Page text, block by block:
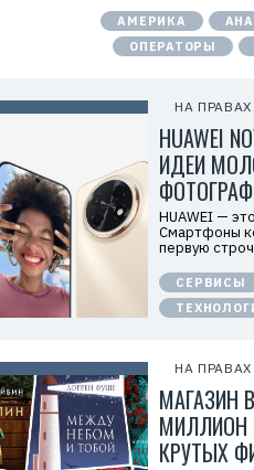
АМЕРИКА
ОПЕРАТОРЫ
НА
МАГАЗИН
МИЛЛИОН
КРУТЫХ
НА
HUAWEI
ИДЕИ
HUAWEI —
Смартфоны
первую
СЕРВИСЫ